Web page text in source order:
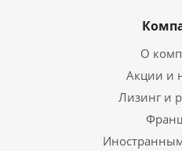
О
Акции и
Лизинг и